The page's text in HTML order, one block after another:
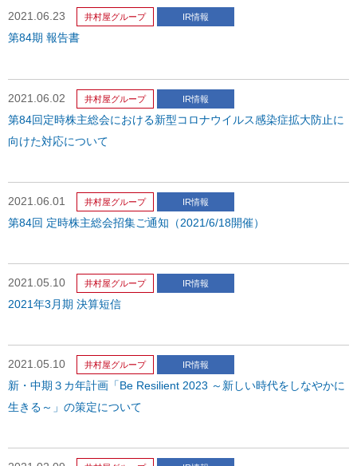
2021.06.23 井村屋グループ IR情報
第84期 報告書
2021.06.02 井村屋グループ IR情報
第84回定時株主総会における新型コロナウイルス感染症拡大防止に
向けた対応について
2021.06.01 井村屋グループ IR情報
第84回 定時株主総会招集ご通知（2021/6/18開催）
2021.05.10 井村屋グループ IR情報
2021年3月期 決算短信
2021.05.10 井村屋グループ IR情報
新・中期３カ年計画「Be Resilient 2023 ～新しい時代をしなやかに
生きる～」の策定について